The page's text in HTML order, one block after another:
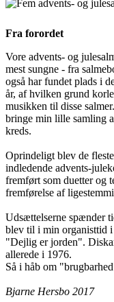
Fra forordet
Vore advents- og
mest sungne - fra
også har fundet plads i
år, af hvilken grund
musikken til disse
bringe min lille samling
kreds.
Oprindeligt blev de
indledende advents-
fremført som duetter og
fremførelse af
Udsættelserne spænder
blev til i min organisttid
"Dejlig er jorden".
allerede i 1976.
Så i håb om
Bjarne Hersbo 2017